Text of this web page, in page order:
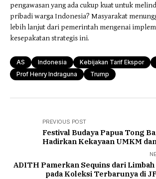
pengawasan yang ada cukup kuat untuk
pribadi warga Indonesia? Masyarakat
lebih lanjut dari pemerintah mengenai
kesepakatan strategis ini.
AS Indonesia Kebijakan Tarif Ekspor
Prof Henry Indraguna
Trump
PREVIOUS POST
Festival Budaya Papua Tong
Hadirkan Kekayaan UMKM
ADITH Pamerkan Sequins dari
pada Koleksi Terbarunya di